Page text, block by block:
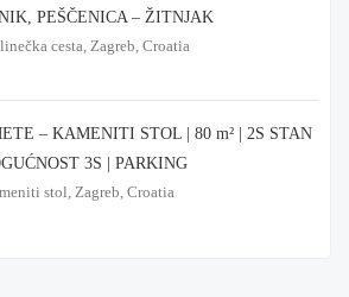
PEŠČENICA – ŽITNJAK
cesta, Zagreb, Croatia
– KAMENITI STOL | 80 m² | 2S STAN
3S | PARKING
stol, Zagreb, Croatia